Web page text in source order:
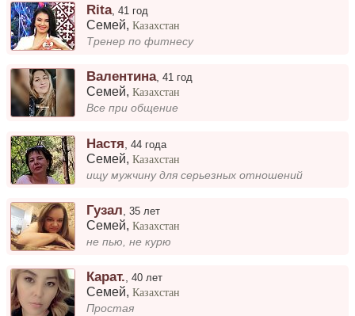
Rita,41 год
Семей,Казахстан
Тренер по фитнесу
Валентина,41 год
Семей,Казахстан
Все при общение
Настя ,44 года
Семей,Казахстан
ищу мужчину для серьезных отношений
Гузал ,35 лет
Семей,Казахстан
не пью, не курю
Карат.,40 лет
Семей,Казахстан
Простая